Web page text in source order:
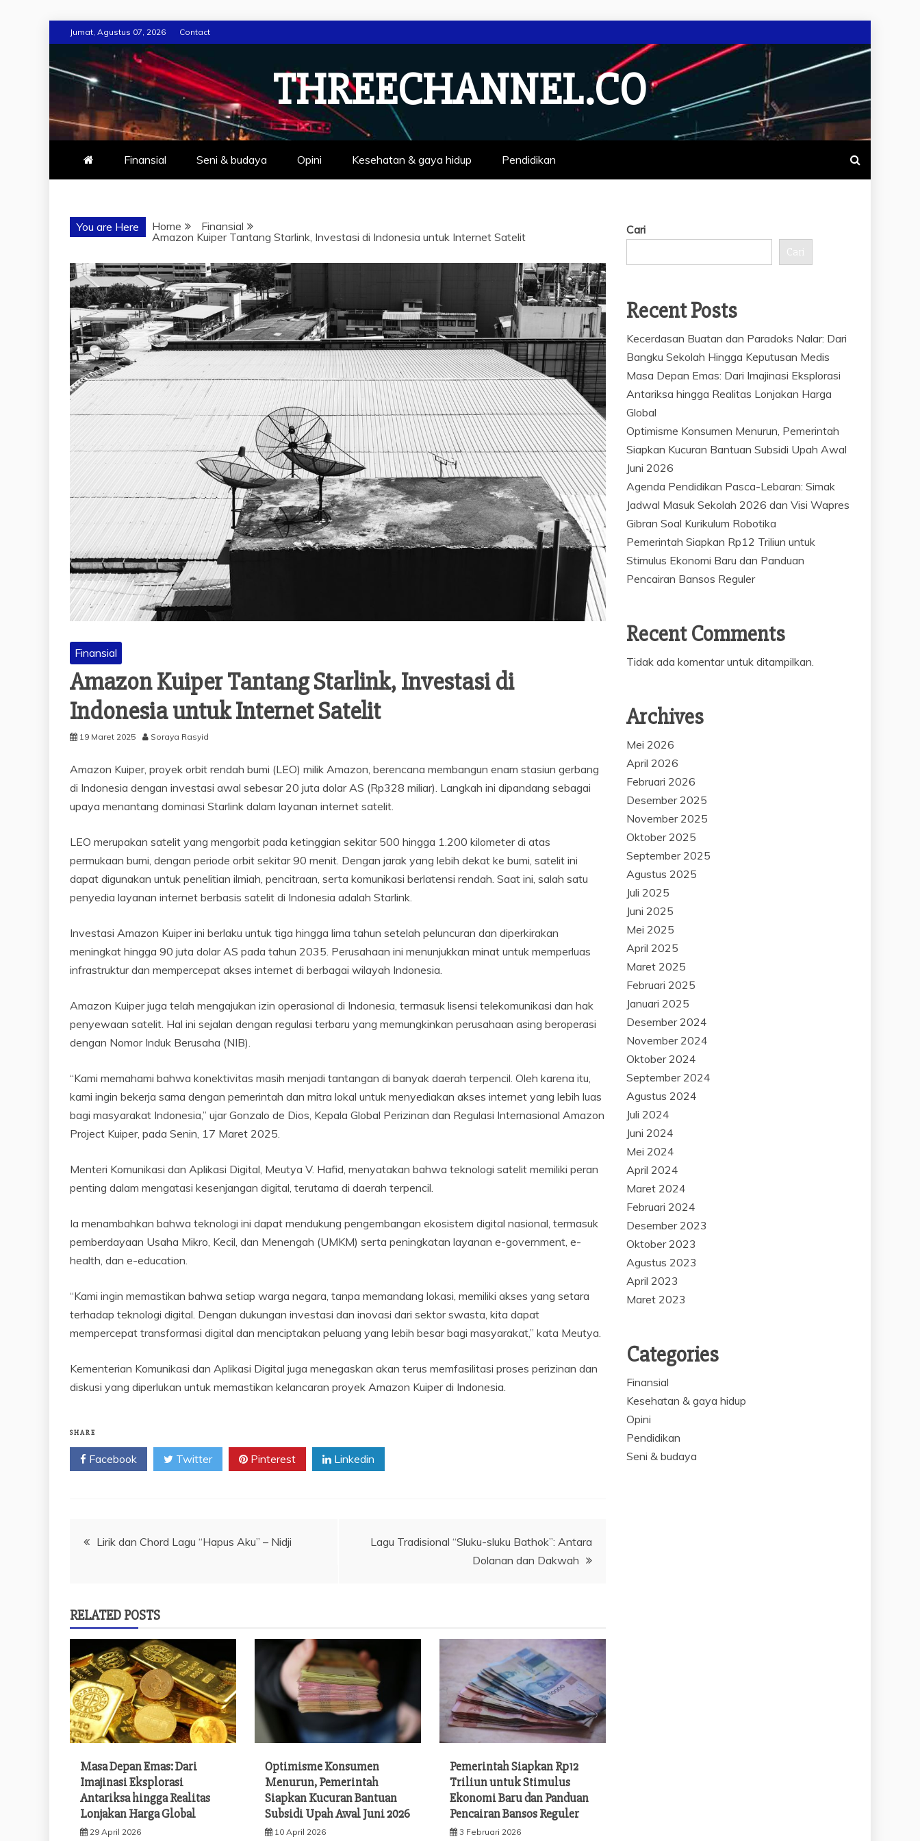
to
content
Jumat, Agustus 07, 2026 Contact
THREECHANNEL.CO
Finansial Seni & budaya Opini Kesehatan & gaya hidup Pendidikan
You are Here Home
Finansial
Amazon Kuiper Tantang Starlink, Investasi di Indonesia untuk Internet Satelit
Finansial
Amazon Kuiper Tantang Starlink, Investasi di
Indonesia untuk Internet Satelit
19 Maret 2025 Soraya Rasyid
Amazon Kuiper, proyek orbit rendah bumi (LEO) milik Amazon, berencana membangun enam stasiun gerbang
di Indonesia dengan investasi awal sebesar 20 juta dolar AS (Rp328 miliar). Langkah ini dipandang sebagai
upaya menantang dominasi Starlink dalam layanan internet satelit.
LEO merupakan satelit yang mengorbit pada ketinggian sekitar 500 hingga 1.200 kilometer di atas
permukaan bumi, dengan periode orbit sekitar 90 menit. Dengan jarak yang lebih dekat ke bumi, satelit ini
dapat digunakan untuk penelitian ilmiah, pencitraan, serta komunikasi berlatensi rendah. Saat ini, salah satu
penyedia layanan internet berbasis satelit di Indonesia adalah Starlink.
Investasi Amazon Kuiper ini berlaku untuk tiga hingga lima tahun setelah peluncuran dan diperkirakan
meningkat hingga 90 juta dolar AS pada tahun 2035. Perusahaan ini menunjukkan minat untuk memperluas
infrastruktur dan mempercepat akses internet di berbagai wilayah Indonesia.
Amazon Kuiper juga telah mengajukan izin operasional di Indonesia, termasuk lisensi telekomunikasi dan hak
penyewaan satelit. Hal ini sejalan dengan regulasi terbaru yang memungkinkan perusahaan asing beroperasi
dengan Nomor Induk Berusaha (NIB).
“Kami memahami bahwa konektivitas masih menjadi tantangan di banyak daerah terpencil. Oleh karena itu,
kami ingin bekerja sama dengan pemerintah dan mitra lokal untuk menyediakan akses internet yang lebih luas
bagi masyarakat Indonesia,” ujar Gonzalo de Dios, Kepala Global Perizinan dan Regulasi Internasional Amazon
Project Kuiper, pada Senin, 17 Maret 2025.
Menteri Komunikasi dan Aplikasi Digital, Meutya V. Hafid, menyatakan bahwa teknologi satelit memiliki peran
penting dalam mengatasi kesenjangan digital, terutama di daerah terpencil.
Ia menambahkan bahwa teknologi ini dapat mendukung pengembangan ekosistem digital nasional, termasuk
pemberdayaan Usaha Mikro, Kecil, dan Menengah (UMKM) serta peningkatan layanan e-government, e-
health, dan e-education.
“Kami ingin memastikan bahwa setiap warga negara, tanpa memandang lokasi, memiliki akses yang setara
terhadap teknologi digital. Dengan dukungan investasi dan inovasi dari sektor swasta, kita dapat
mempercepat transformasi digital dan menciptakan peluang yang lebih besar bagi masyarakat,” kata Meutya.
Kementerian Komunikasi dan Aplikasi Digital juga menegaskan akan terus memfasilitasi proses perizinan dan
diskusi yang diperlukan untuk memastikan kelancaran proyek Amazon Kuiper di Indonesia.
SHARE
Facebook Twitter Pinterest Linkedin
Navigasi
Lirik dan Chord Lagu “Hapus Aku” – Nidji
Lagu Tradisional “Sluku-sluku Bathok”: Antara
Dolanan dan Dakwah
RELATED POSTS
Masa Depan Emas: Dari
Imajinasi Eksplorasi
Antariksa hingga Realitas
Lonjakan Harga Global
29 April 2026
Optimisme Konsumen
Menurun, Pemerintah
Siapkan Kucuran Bantuan
Subsidi Upah Awal Juni 2026
10 April 2026
Pemerintah Siapkan Rp12
Triliun untuk Stimulus
Ekonomi Baru dan Panduan
Pencairan Bansos Reguler
3 Februari 2026
Cari
Cari
Recent Posts
Kecerdasan Buatan dan Paradoks Nalar: Dari
Bangku Sekolah Hingga Keputusan Medis
Masa Depan Emas: Dari Imajinasi Eksplorasi
Antariksa hingga Realitas Lonjakan Harga
Global
Optimisme Konsumen Menurun, Pemerintah
Siapkan Kucuran Bantuan Subsidi Upah Awal
Juni 2026
Agenda Pendidikan Pasca-Lebaran: Simak
Jadwal Masuk Sekolah 2026 dan Visi Wapres
Gibran Soal Kurikulum Robotika
Pemerintah Siapkan Rp12 Triliun untuk
Stimulus Ekonomi Baru dan Panduan
Pencairan Bansos Reguler
Recent Comments
Tidak ada komentar untuk ditampilkan.
Archives
Mei 2026
April 2026
Februari 2026
Desember 2025
November 2025
Oktober 2025
September 2025
Agustus 2025
Juli 2025
Juni 2025
Mei 2025
April 2025
Maret 2025
Februari 2025
Januari 2025
Desember 2024
November 2024
Oktober 2024
September 2024
Agustus 2024
Juli 2024
Juni 2024
Mei 2024
April 2024
Maret 2024
Februari 2024
Desember 2023
Oktober 2023
Agustus 2023
April 2023
Maret 2023
Categories
Finansial
Kesehatan & gaya hidup
Opini
Pendidikan
Seni & budaya